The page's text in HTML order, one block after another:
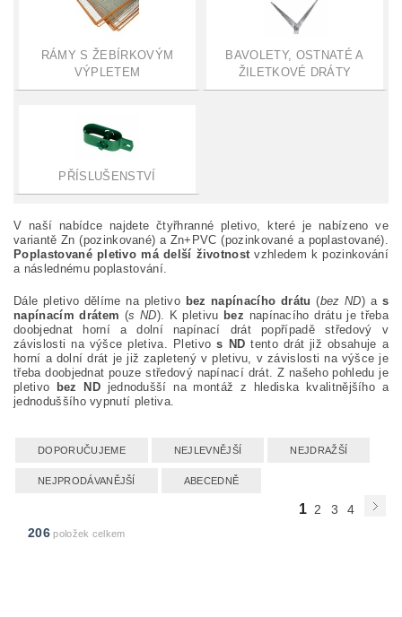
RÁMY S ŽEBÍRKOVÝM
VÝPLETEM
BAVOLETY, OSTNATÉ A
ŽILETKOVÉ DRÁTY
PŘÍSLUŠENSTVÍ
V naší nabídce najdete čtyřhranné pletivo, které je nabízeno ve
variantě Zn (pozinkované) a Zn+PVC (pozinkované a poplastované).
Poplastované pletivo má delší životnostvzhledem k pozinkování
a následnému poplastování.
Dále pletivo dělíme na pletivo bez napínacího drátu (bez ND) a s
napínacím drátem (s ND). K pletivu bez napínacího drátu je třeba
doobjednat horní a dolní napínací drát popřípadě středový v
závislosti na výšce pletiva. Pletivos ND tento drát již obsahuje a
horní a dolní drát je již zapletený v pletivu, v závislosti na výšce je
třeba doobjednat pouze středový napínací drát. Z našeho pohledu je
pletivo
bez NDjednodušší na montáž z hlediska kvalitnějšího a
jednoduššího vypnutí pletiva.
DOPORUČUJEME NEJLEVNĚJŠÍ NEJDRAŽŠÍ
NEJPRODÁVANĚJŠÍ ABECEDNĚ
1 2 3
4
206položek celkem